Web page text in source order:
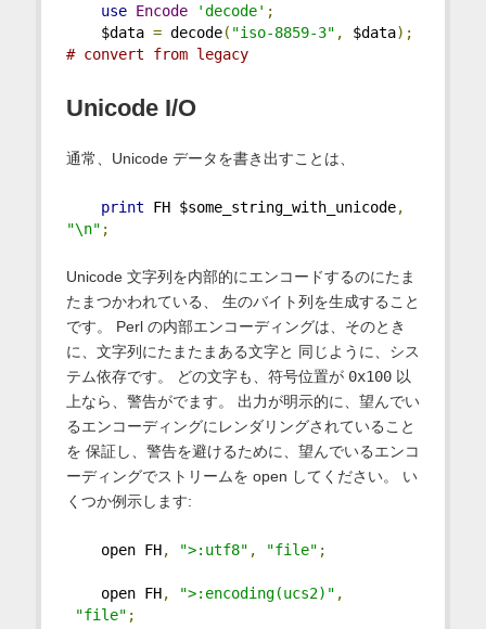
use Encode 'decode' ;
$data = decode( "iso-8859-3" , $data);
# convert from legacy
Unicode I/O
通常、Unicode データを書き出すことは、
print FH $some_string_with_unicode,
"\n" ;
Unicode 文字列を内部的にエンコードするのにたま
たまつかわれている、 生のバイト列を生成すること
です。 Perl の内部エンコーディングは、そのとき
に、文字列にたまたまある文字と 同じように、シス
テム依存です。 どの文字も、符号位置が 0x100以
上なら、警告がでます。 出力が明示的に、望んでい
るエンコーディングにレンダリングされていること
を 保証し、警告を避けるために、望んでいるエンコ
ーディングでストリームを open してください。 い
くつか例示します:
open FH, ">:utf8" , "file" ;
open FH, ">:encoding(ucs2)" ,
"file" ;